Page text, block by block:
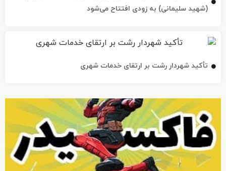
(شهید سلیمانی) به زودی افتتاح می‌شود
تأکید شهردار رشت بر ارتقای خدمات شهری